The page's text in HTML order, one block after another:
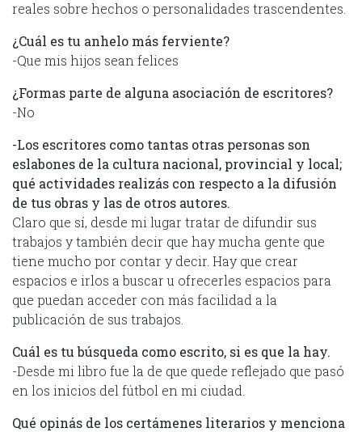
reales sobre hechos o personalidades trascendentes.
¿Cuál es tu anhelo más ferviente?
-Que mis hijos sean felices
¿Formas parte de alguna asociación de escritores?
-No
-Los escritores como tantas otras personas son
eslabones de la cultura nacional, provincial y local;
qué actividades realizás con respecto a la difusión
de tus obras y las de otros autores.
Claro que sí, desde mi lugar tratar de difundir sus
trabajos y también decir que hay mucha gente que
tiene mucho por contar y decir. Hay que crear
espacios e irlos a buscar u ofrecerles espacios para
que puedan acceder con más facilidad a la
publicación de sus trabajos.
Cuál es tu búsqueda como escrito, si es que la hay.
-Desde mi libro fue la de que quede reflejado que pasó
en los inicios del fútbol en mi ciudad.
Qué opinás de los certámenes literarios y menciona